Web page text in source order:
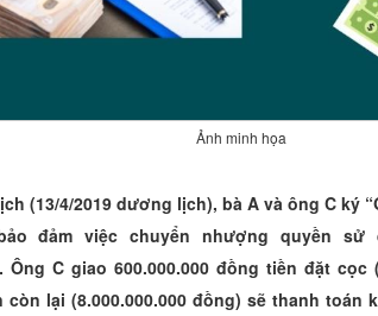
Ảnh minh họa
(13/4/2019 dương lịch), bà A và ông C ký
đảm việc chuyển nhượng quyền
Ông C giao 600.000.000 đồng tiền đặt
lại (8.000.000.000 đồng) sẽ thanh